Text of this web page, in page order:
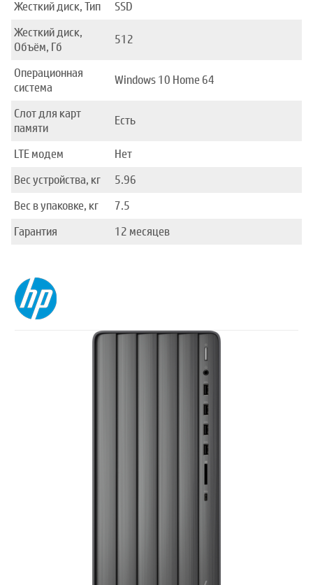
Жесткий диск, Тип
SSD
Жесткий диск,
Объём, Гб
512
Операционная
система
Windows 10 Home 64
Слот для карт
памяти
Есть
LTE модем
Нет
Вес устройства, кг
5.96
Вес в упаковке, кг
7.5
Гарантия
12 месяцев